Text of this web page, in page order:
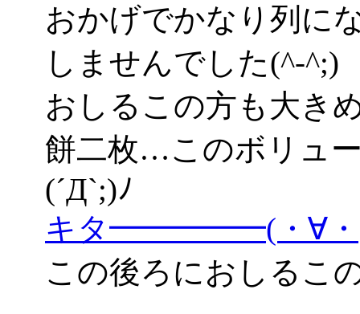
おかげでかなり列に
しませんでした(^-^;)
おしるこの方も大き
餅二枚…このボリュ
(´Д`;)ﾉ
キタ━━━━━(・∀
この後ろにおしるこ